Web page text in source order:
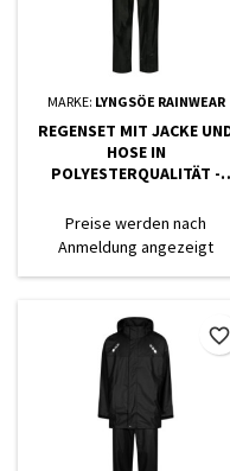
MARKE: LYNGSÖE RAINWEAR
REGENSET MIT JACKE
HOSE IN
POLYESTERQUALITÄT -
Preise werden nach
Anmeldung angezeigt
favorite_border